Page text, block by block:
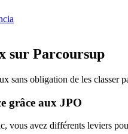
sur Parcoursup
obligation de les classer
grâce aux JPO
vous avez différents leviers